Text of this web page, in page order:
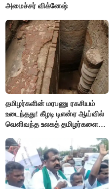
அமைச்சர் விக்னேஷ்
தமிழர்களின் மரபணு ரகசியம்
உடைந்தது! கீழடி டிஎன்ஏ ஆய்வில்
வெளிவந்த உலகத் தமிழர்களை